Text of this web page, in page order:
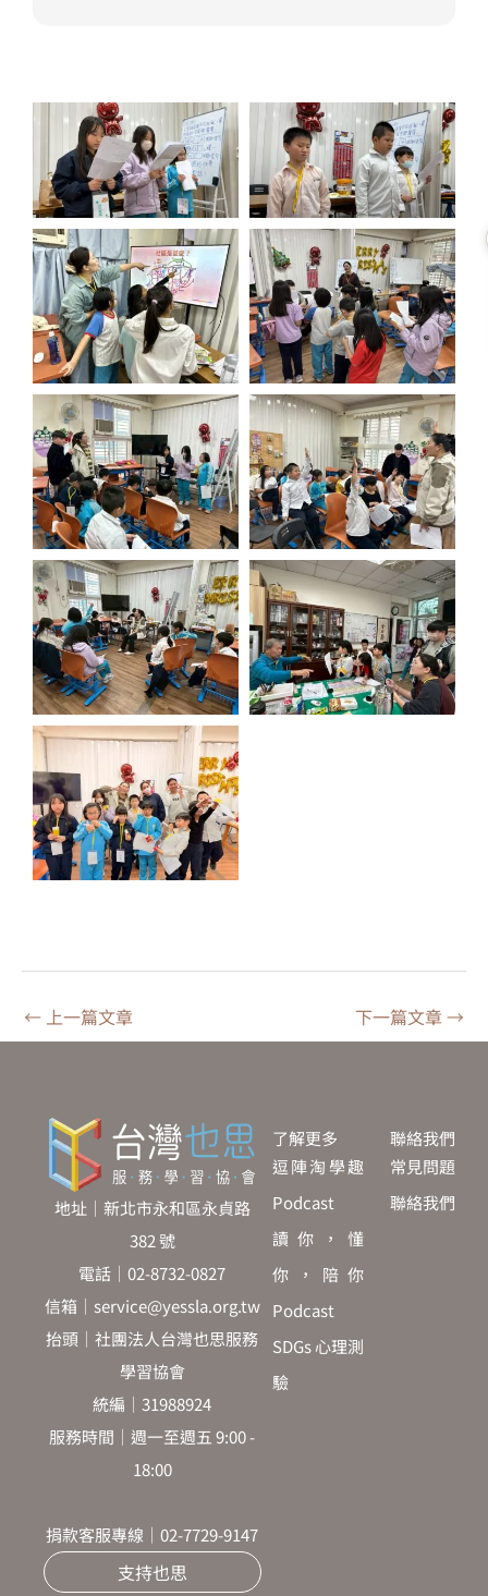
← 上一篇文章 下一篇文章 →
了解更多
逗陣淘學趣
Podcast
讀你，懂
你，陪你
Podcast
SDGs 心理測
驗
地址｜新北市永和區永貞路
382 號
電話｜02-8732-0827
信箱｜service@yessla.org.tw
抬頭｜社團法人台灣也思服務
學習協會
統編｜31988924
服務時間｜週一至週五 9:00 -
18:00
捐款客服專線｜02-7729-9147
支持也思
聯絡我們
常見問題
聯絡我們